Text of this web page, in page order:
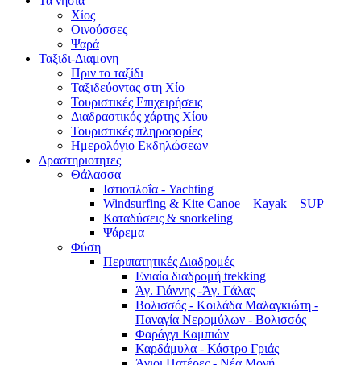
Χίος
Οινούσσες
Ψαρά
Ταξιδι-Διαμονη
Πριν το ταξίδι
Ταξιδεύοντας στη Χίο
Τουριστικές Επιχειρήσεις
Διαδραστικός χάρτης Χίου
Τουριστικές πληροφορίες
Ημερολόγιο Εκδηλώσεων
Δραστηριοτητες
Θάλασσα
Ιστιοπλοΐα - Yachting
Windsurfing & Kite Canoe – Kayak – SUP
Καταδύσεις & snorkeling
Ψάρεμα
Φύση
Περιπατητικές Διαδρομές
Ενιαία διαδρομή trekking
Άγ. Γιάννης -Άγ. Γάλας
Βολισσός - Κοιλάδα Μαλαγκιώτη -
Παναγία Νερομύλων - Βολισσός
Φαράγγι Καμπιών
Καρδάμυλα - Κάστρο Γριάς